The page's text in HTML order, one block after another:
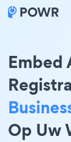
Embed
Op Uw